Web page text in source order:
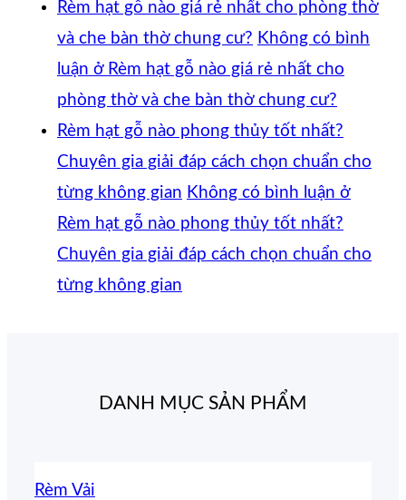
Rèm hạt gỗ nào giá rẻ nhất cho phòng thờ
và che bàn thờ chung cư? Không có bình
luận ở Rèm hạt gỗ nào giá rẻ nhất cho
phòng thờ và che bàn thờ chung cư?
Rèm hạt gỗ nào phong thủy tốt nhất?
Chuyên gia giải đáp cách chọn chuẩn cho
từng không gian Không có bình luận ở
Rèm hạt gỗ nào phong thủy tốt nhất?
Chuyên gia giải đáp cách chọn chuẩn cho
từng không gian
DANH MỤC SẢN PHẨM
Rèm Vải